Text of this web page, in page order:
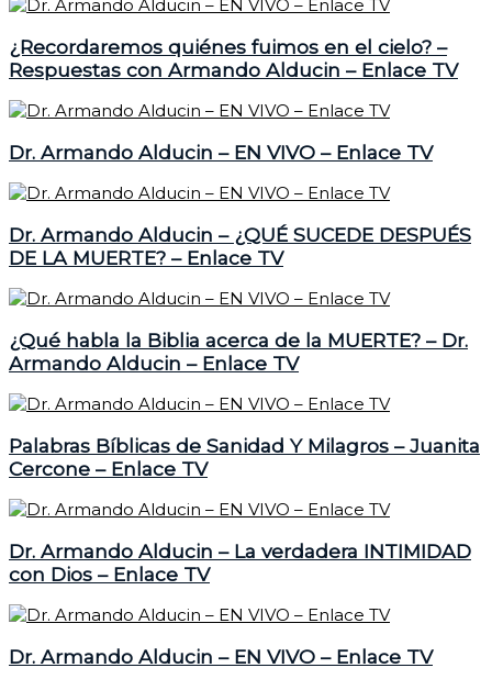
¿Recordaremos quiénes fuimos en el cielo? –
Respuestas con Armando Alducin – Enlace TV
Dr. Armando Alducin – EN VIVO – Enlace TV
Dr. Armando Alducin – ¿QUÉ SUCEDE DESPUÉS
DE LA MUERTE? – Enlace TV
¿Qué habla la Biblia acerca de la MUERTE? – Dr.
Armando Alducin – Enlace TV
Palabras Bíblicas de Sanidad Y Milagros – Juanita
Cercone – Enlace TV
Dr. Armando Alducin – La verdadera INTIMIDAD
con Dios – Enlace TV
Dr. Armando Alducin – EN VIVO – Enlace TV